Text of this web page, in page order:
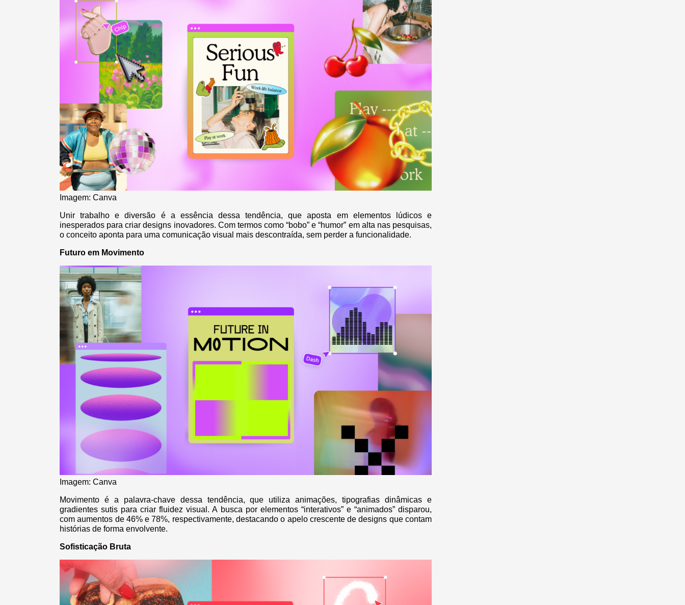
Imagem: Canva
Unir trabalho e diversão é a essência dessa tendência, que aposta em elementos lúdicos e
inesperados para criar designs inovadores. Com termos como “bobo” e “humor” em alta nas pesquisas,
o conceito aponta para uma comunicação visual mais descontraída, sem perder a funcionalidade.
Futuro em Movimento
Imagem: Canva
Movimento é a palavra-chave dessa tendência, que utiliza animações, tipografias dinâmicas e
gradientes sutis para criar fluidez visual. A busca por elementos “interativos” e “animados” disparou,
com aumentos de 46% e 78%, respectivamente, destacando o apelo crescente de designs que contam
histórias de forma envolvente.
Sofisticação Bruta